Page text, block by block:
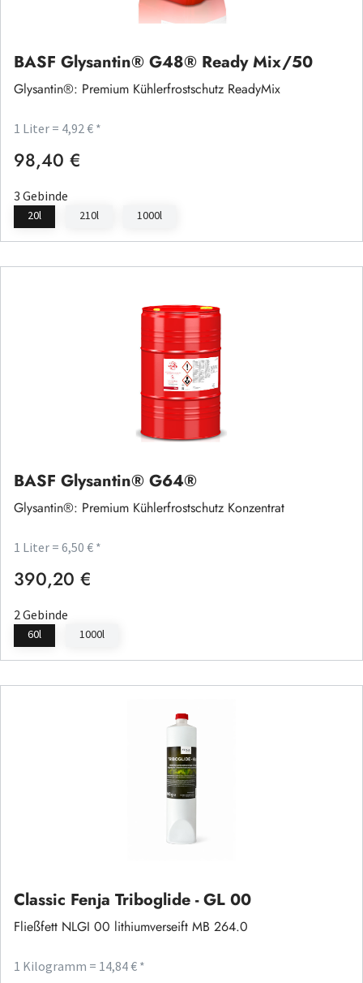
BASF Glysantin® G48® Ready Mix/50
Glysantin®: Premium Kühlerfrostschutz ReadyMix
1 Liter = 4,92 € *
Regulärer Preis:
98,40 €
3 Gebinde
20l 210l 1000l
BASF Glysantin® G64®
Glysantin®: Premium Kühlerfrostschutz Konzentrat
1 Liter = 6,50 € *
Regulärer Preis:
390,20 €
2 Gebinde
60l 1000l
Classic Fenja Triboglide - GL 00
Fließfett NLGI 00 lithiumverseift MB 264.0
1 Kilogramm = 14,84 € *